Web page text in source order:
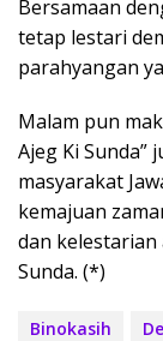
Bersamaan
tetap lestari
parahyangan
Malam pun
Ajeg Ki Sunda”
masyarakat
kemajuan
dan kelestarian
Sunda. (*)
Binokasih